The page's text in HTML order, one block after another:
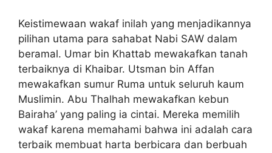
Keistimewaan wakaf inilah yang menjadikannya
pilihan utama para sahabat Nabi SAW dalam
beramal. Umar bin Khattab mewakafkan tanah
terbaiknya di Khaibar. Utsman bin Affan
mewakafkan sumur Ruma untuk seluruh kaum
Muslimin. Abu Thalhah mewakafkan kebun
Bairaha’ yang paling ia cintai. Mereka memilih
wakaf karena memahami bahwa ini adalah cara
terbaik membuat harta berbicara dan berbuah